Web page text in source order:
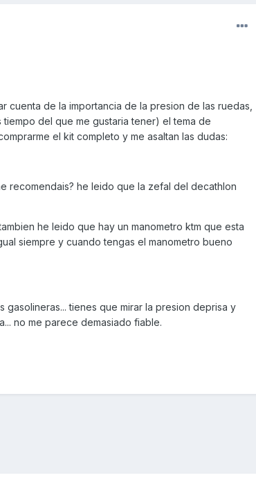
cuenta de la importancia de la presion de las ruedas,
del que me gustaria tener) el tema de
el kit completo y me asaltan las dudas:
recomendais? he leido que la zefal del decathlon
he leido que hay un manometro ktm que esta
siempre y cuando tengas el manometro bueno
tienes que mirar la presion deprisa y
no me parece demasiado fiable.